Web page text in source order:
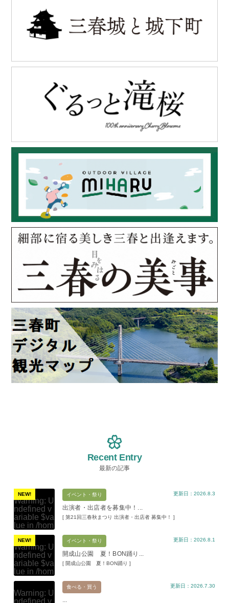
Recent Entry
最新の記事
NEW!
Warning: U
ndefined v
ariable $va
lue in /hom
e/xs11945
9/miharuko
ma.com/pu
blic_html/w
p-content/t
hemes/mih
aru/templat
e-parts/pic
up.phpon l
イベント・祭り
出演者・出店者を募集中！...
[ 第21回三春秋まつり 出演者・出店者 募集中！ ]
更新日：2026.8.3
NEW!
Warning: U
ndefined v
ariable $va
lue in /hom
e/xs11945
9/miharuko
ma.com/pu
イベント・祭り
開成山公園 夏！BON踊り...
[ 開成山公園 夏！BON踊り ]
更新日：2026.8.1
Warning: U
ndefined v
食べる・買う 更新日：2026.7.30